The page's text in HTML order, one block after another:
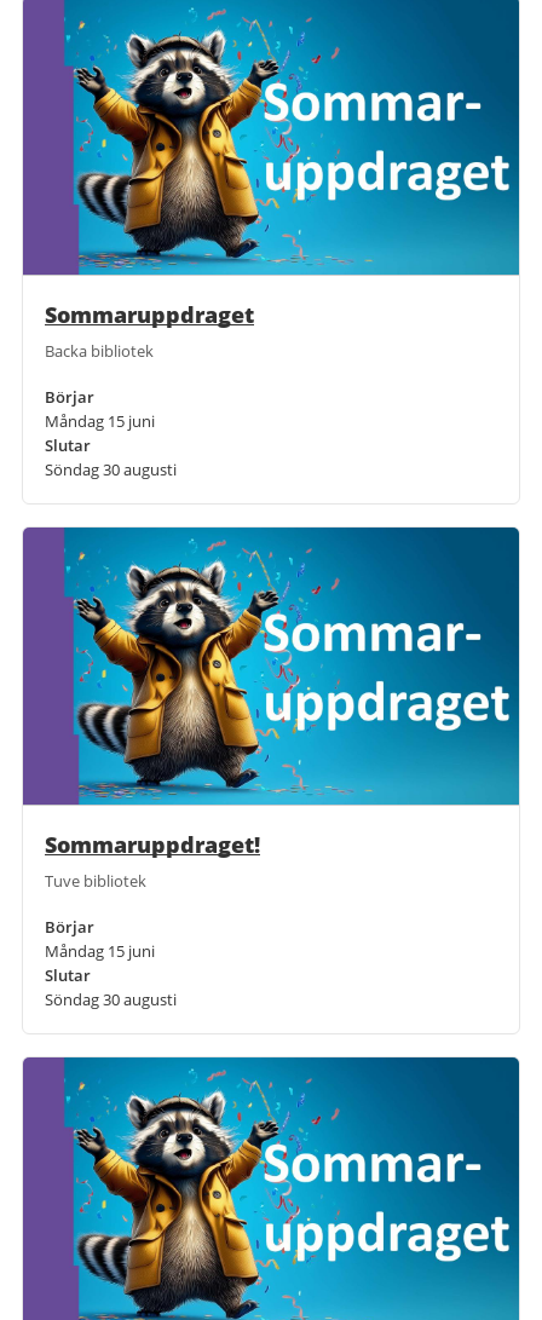
Sommaruppdraget
Backa bibliotek
Börjar
Måndag 15 juni
Slutar
Söndag 30 augusti
Sommaruppdraget!
Tuve bibliotek
Börjar
Måndag 15 juni
Slutar
Söndag 30 augusti